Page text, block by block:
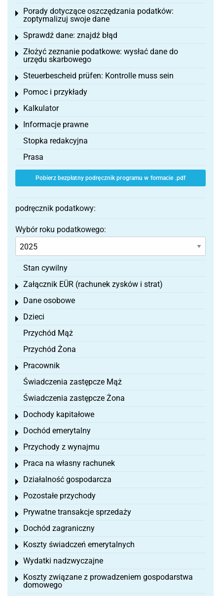
Porady dotyczące oszczędzania podatków:
zoptymalizuj swoje dane
Toggle menu
Sprawdź dane: znajdź błąd
Toggle menu
Złożyć zeznanie podatkowe: wysłać dane do
urzędu skarbowego
Toggle menu
Steuerbescheid prüfen: Kontrolle muss sein
Toggle menu
Pomoc i przykłady
Toggle menu
Kalkulator
Toggle menu
Informacje prawne
Toggle menu
Stopka redakcyjna
Prasa
Pobierz bezpłatny podręcznik programu w formacie .pdf
podręcznik podatkowy:
Wybór roku podatkowego:
Stan cywilny
Załącznik EÜR (rachunek zysków i strat)
Toggle menu
Dane osobowe
Toggle menu
Dzieci
Toggle menu
Przychód Mąż
Przychód Żona
Pracownik
Toggle menu
Świadczenia zastępcze Mąż
Świadczenia zastępcze Żona
Dochody kapitałowe
Toggle menu
Dochód emerytalny
Toggle menu
Przychody z wynajmu
Toggle menu
Praca na własny rachunek
Toggle menu
Działalność gospodarcza
Toggle menu
Pozostałe przychody
Toggle menu
Prywatne transakcje sprzedaży
Toggle menu
Dochód zagraniczny
Toggle menu
Koszty świadczeń emerytalnych
Toggle menu
Wydatki nadzwyczajne
Toggle menu
Koszty związane z prowadzeniem gospodarstwa
domowego
Toggle menu